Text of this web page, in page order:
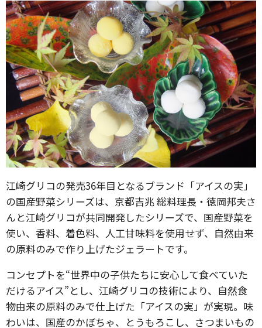
江崎グリコの発売36年目となるブランド「アイスの実」
の国産野菜シリーズは、京都吉兆 総料理長・徳岡邦夫さ
んと江崎グリコが共同開発したシリーズで、国産野菜を
使い、香料、着色料、人工甘味料を使用せず、自然由来
の原料のみで作り上げたジェラートです。
コンセプトを“世界中の子供たちに安心して食べていた
だけるアイス”とし、江崎グリコの技術により、自然食
物由来の原料のみで仕上げた「アイスの実」が実現。味
わいは、国産のかぼちゃ、とうもろこし、さつまいもの